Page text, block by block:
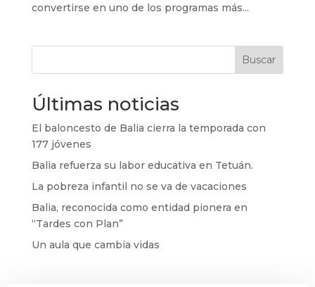
convertirse en uno de los programas más...
Buscar
Últimas noticias
El baloncesto de Balia cierra la temporada con
177 jóvenes
Balia refuerza su labor educativa en Tetuán.
La pobreza infantil no se va de vacaciones
Balia, reconocida como entidad pionera en
“Tardes con Plan”
Un aula que cambia vidas